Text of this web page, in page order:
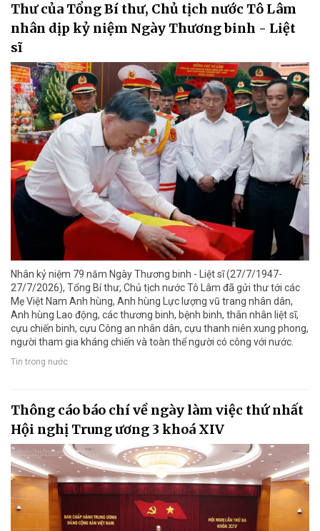
Thư của Tổng Bí thư, Chủ tịch nước Tô Lâm
nhân dịp kỷ niệm Ngày Thương binh - Liệt
sĩ
Nhân kỷ niệm 79 năm Ngày Thương binh - Liệt sĩ (27/7/1947-
27/7/2026), Tổng Bí thư, Chủ tịch nước Tô Lâm đã gửi thư tới các
Mẹ Việt Nam Anh hùng, Anh hùng Lực lượng vũ trang nhân dân,
Anh hùng Lao động, các thương binh, bệnh binh, thân nhân liệt sĩ,
cựu chiến binh, cựu Công an nhân dân, cựu thanh niên xung phong,
người tham gia kháng chiến và toàn thể người có công với nước.
Tin trong nước
Thông cáo báo chí về ngày làm việc thứ nhất
Hội nghị Trung ương 3 khoá XIV